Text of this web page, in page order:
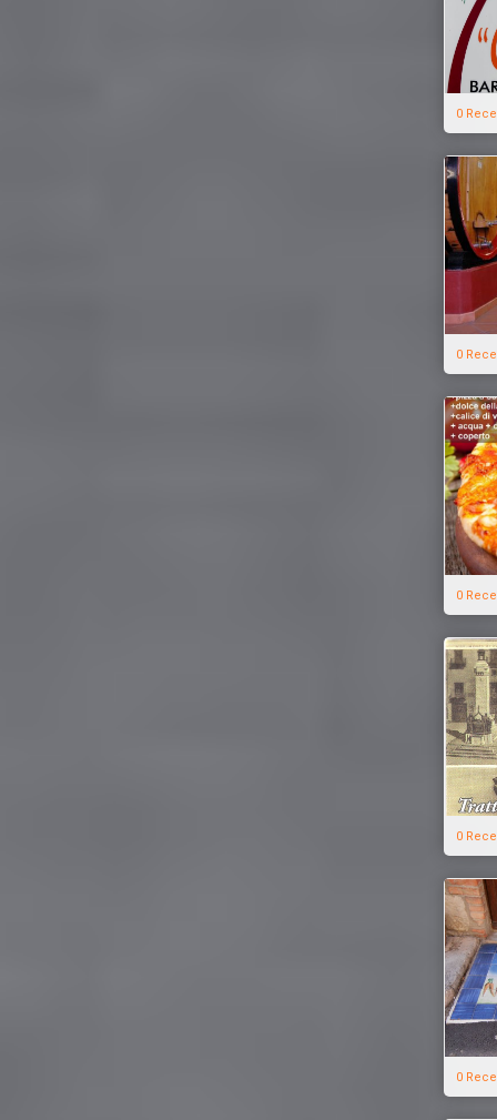
0
0
0
0
0